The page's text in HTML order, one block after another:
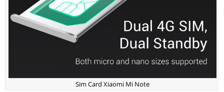
Sim Card Xiaomi Mi Note